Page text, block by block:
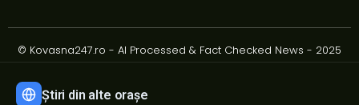
© Kovasna247.ro - AI Processed & Fact Checked News - 2025
Știri din alte orașe